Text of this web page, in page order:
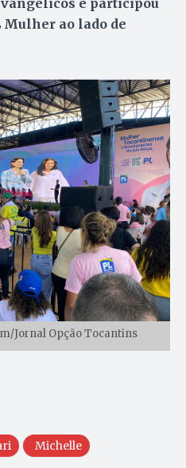
e participou
Mulher ao lado de
Jornal Opção Tocantins
Michelle